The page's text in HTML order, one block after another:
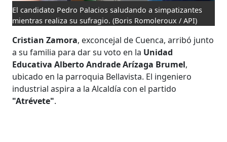
El candidato Pedro Palacios saludando a simpatizantes
mientras realiza su sufragio. (Boris Romoleroux / API)
Cristian Zamora, exconcejal de Cuenca, arribó junto
a su familia para dar su voto en la Unidad
Educativa Alberto Andrade Arízaga Brumel,
ubicado en la parroquia Bellavista. El ingeniero
industrial aspira a la Alcaldía con el partido
"Atrévete".